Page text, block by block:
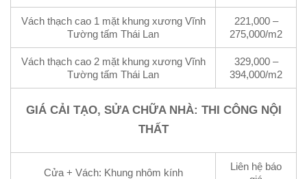
Vách thạch cao 1 mặt khung xương Vĩnh
Tường tấm Thái Lan
221,000 –
275,000/m2
Vách thạch cao 2 mặt khung xương Vĩnh
Tường tấm Thái Lan
329,000 –
394,000/m2
GIÁ CẢI TẠO, SỬA CHỮA NHÀ: THI CÔNG NỘI
THẤT
Cửa + Vách: Khung nhôm kính
Liên hệ báo